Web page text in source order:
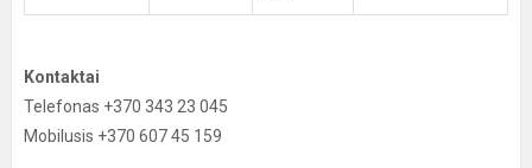
Kontaktai
Telefonas +370 343 23 045
Mobilusis +370 607 45 159